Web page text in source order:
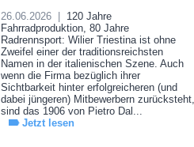
26.06.2026 |
120 Jahre
Fahrradproduktion, 80 Jahre
Radrennsport: Wilier Triestina ist ohne
Zweifel einer der traditionsreichsten
Namen in der italienischen Szene. Auch
wenn die Firma bezüglich ihrer
Sichtbarkeit hinter erfolgreicheren (und
dabei jüngeren) Mitbewerbern zurücksteht,
sind das 1906 von Pietro Dal...
Jetzt lesen